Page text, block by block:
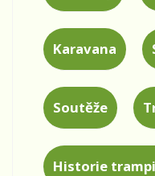
Karavana
Soutěže
Historie